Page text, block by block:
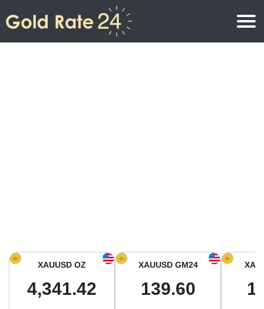
Precio del Oro hoy en América del sur
XAUUSD OZ
4,341.42
XAUUSD GM24
139.60